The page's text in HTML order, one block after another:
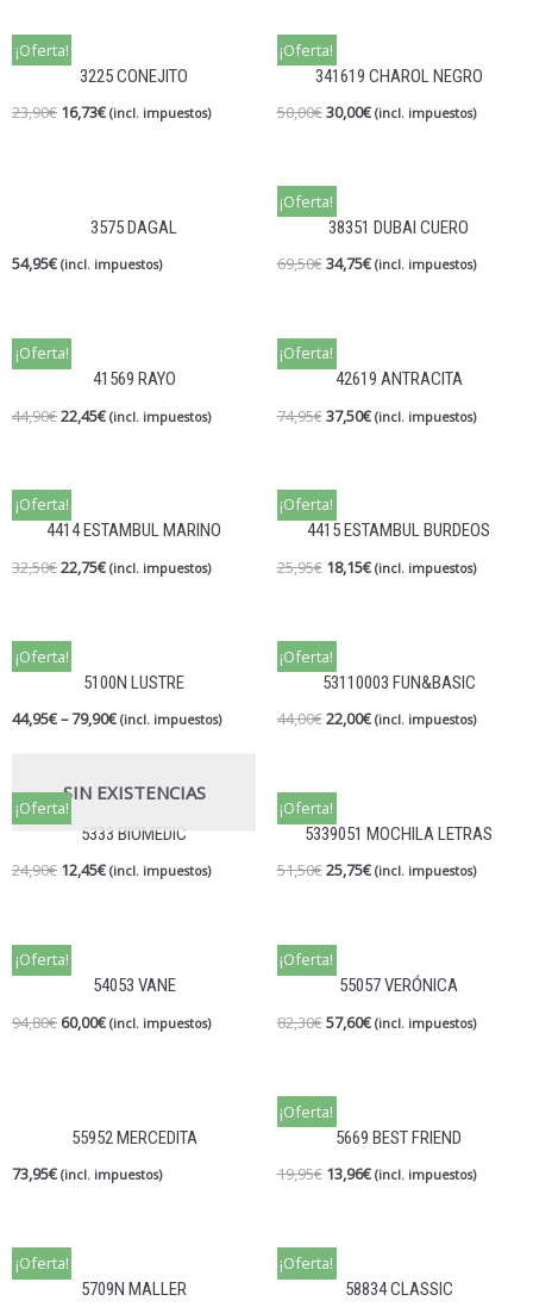
¡Oferta!
3225 CONEJITO
23,90€ 16,73€ (incl. impuestos)
¡Oferta!
341619 CHAROL NEGRO
50,00€30,00€ (incl. impuestos)
3575 DAGAL
54,95€ (incl. impuestos)
¡Oferta!
38351 DUBAI CUERO
69,50€34,75€ (incl. impuestos)
¡Oferta!
41569 RAYO
44,90€22,45€ (incl. impuestos)
¡Oferta!
42619 ANTRACITA
74,95€37,50€ (incl. impuestos)
¡Oferta!
4414 ESTAMBUL MARINO
32,50€22,75€ (incl. impuestos)
¡Oferta!
4415 ESTAMBUL BURDEOS
25,95€ 18,15€ (incl. impuestos)
¡Oferta!
5100N LUSTRE
44,95€–79,90€ (incl. impuestos)
¡Oferta!
53110003 FUN&BASIC
44,00€22,00€ (incl. impuestos)
SIN EXISTENCIAS
¡Oferta!
5333 BIOMEDIC
24,90€ 12,45€ (incl. impuestos)
¡Oferta!
5339051 MOCHILA LETRAS
51,50€25,75€ (incl. impuestos)
¡Oferta!
54053 VANE
94,80€ 60,00€ (incl. impuestos)
¡Oferta!
55057 VERÓNICA
82,30€57,60€ (incl. impuestos)
55952 MERCEDITA
73,95€ (incl. impuestos)
¡Oferta!
5669 BEST FRIEND
19,95€ 13,96€ (incl. impuestos)
¡Oferta!
5709N MALLER
¡Oferta!
58834 CLASSIC